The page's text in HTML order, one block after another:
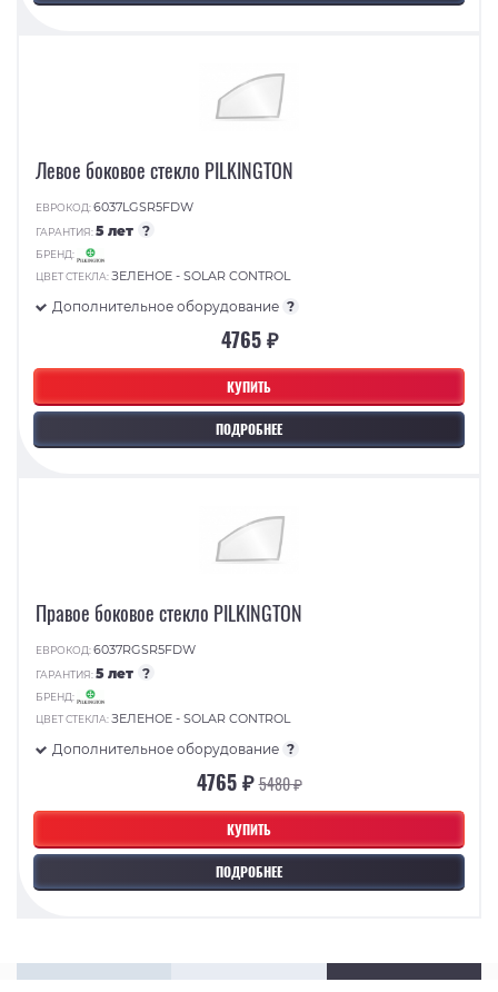
КУПИТЬ
ПОДРОБНЕЕ
Левое боковое стекло PILKINGTON
ЕВРОКОД:6037LGSR5FDW
ГАРАНТИЯ:5 лет ?
БРЕНД:
ЦВЕТ СТЕКЛА:ЗЕЛЕНОЕ - SOLAR CONTROL
Дополнительное оборудование ?
4765 ₽
КУПИТЬ
ПОДРОБНЕЕ
Правое боковое стекло PILKINGTON
ЕВРОКОД:6037RGSR5FDW
ГАРАНТИЯ:5 лет ?
БРЕНД:
ЦВЕТ СТЕКЛА:ЗЕЛЕНОЕ - SOLAR CONTROL
Дополнительное оборудование ?
4765 ₽5480 ₽